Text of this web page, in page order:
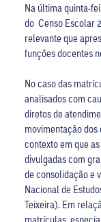
Na última quinta-
do Censo Escolar
relevante que
funções docentes
No caso das
analisados com
diretos de
movimentação
contexto em que
divulgadas com
de consolidação e
Nacional de
Teixeira). Em